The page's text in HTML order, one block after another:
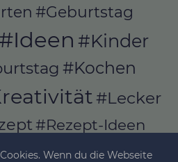
#Geburtstag
#Ideen #Kinder
#Kochen
#Lecker
#Rezept-Ideen
#selber_bauen
Wenn du die Webseite